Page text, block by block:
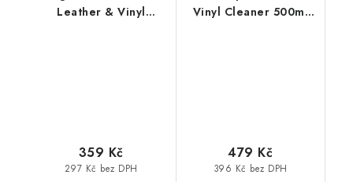
Leather & Vinyl
297 Kč bez DPH
359 Kč
Vinyl Cleaner 500ml
396 Kč bez DPH
479 Kč